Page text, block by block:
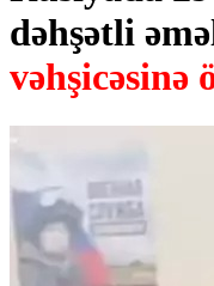
dəhşətli
vəhşicəsinə